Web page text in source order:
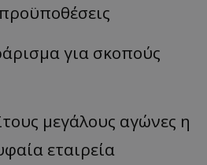
για σκοπούς
μεγάλους αγώνες η
εταιρεία